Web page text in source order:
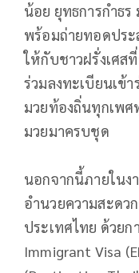
น้อย ยุทธการกำธร
พร้อมถ่ายทอดปร
ให้กับชาวฝรั่งเศส
ร่วมลงทะเบียนเข้
มวยท้องถิ่นทุกเพ
มวยมาครบชุด
นอกจากนี้ภายในง
อำนวยความสะดว
ประเทศไทย ด้วย
Immigrant Visa